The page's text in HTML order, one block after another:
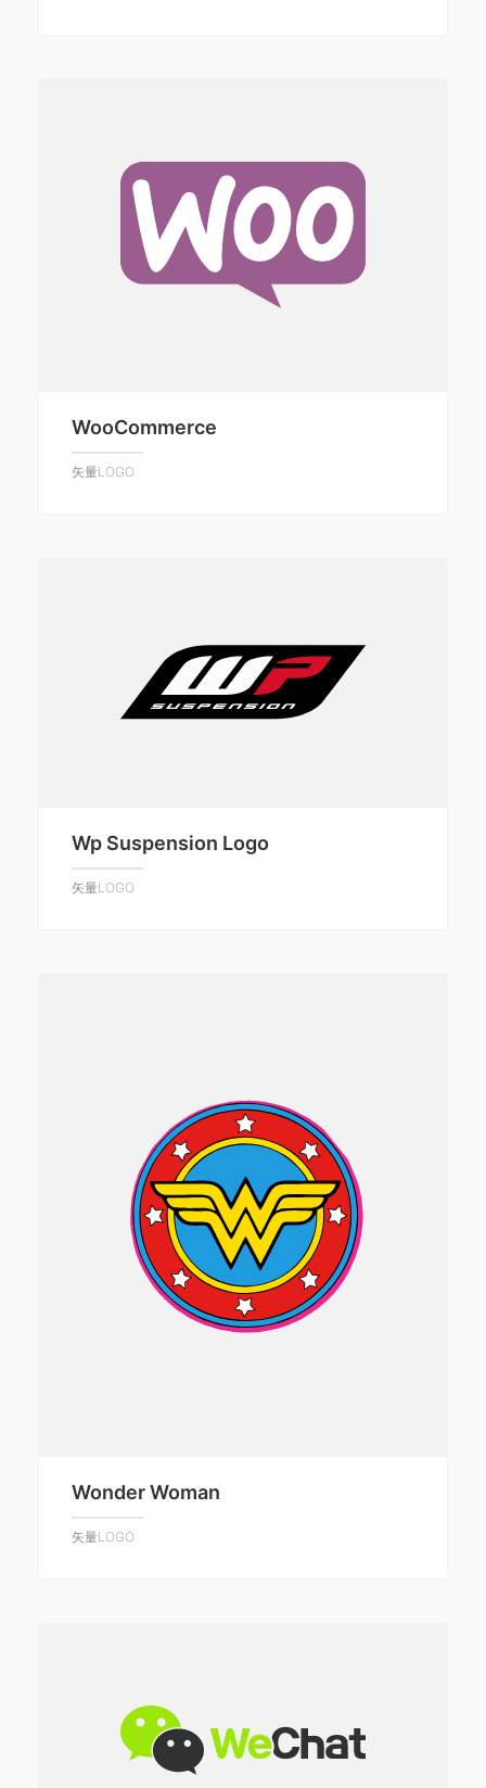
WooCommerce
矢量LOGO
Wp Suspension Logo
矢量LOGO
Wonder Woman
矢量LOGO